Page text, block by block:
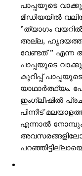
പാപ്പയുടെ
മീഡിയയില്‍
”ത്യാഗം
അല്ല,
വേണ്ടത് ”
പാപ്പയുടെ
കുറിപ്പ്
യാഥാര്‍ത്ഥ്യം.
ഇംഗ്ലീഷില്‍
പിന്നീട്
എന്നാല്‍
അവസരങ്ങളിലോ